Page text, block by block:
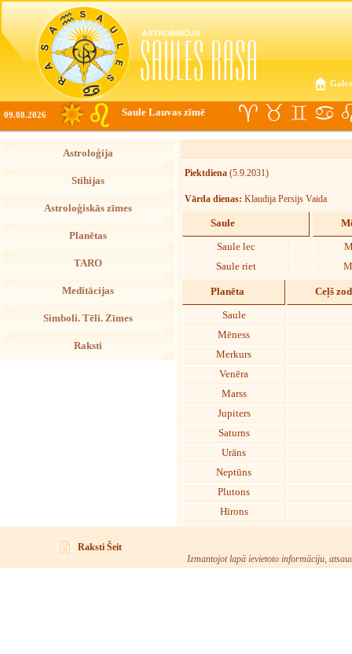
09.08.2026 Saule Lauvas zīmē
Astroloģija
Stihijas
Astroloģiskās zīmes
Planētas
TARO
Meditācijas
Simboli. Tēli. Zīmes
Raksti
Piektdiena (5.9.2031)
Vārda dienas: Klaudija Persijs Vaida
Saule
Saule lec
Saule riet
Planēta Ceļš
Saule
Mēness
Merkurs
Venēra
Marss
Jupiters
Saturns
Urāns
Neptūns
Plutons
Hīrons
Raksti Šeit
Izmantojot lapā ievietoto informāciju,